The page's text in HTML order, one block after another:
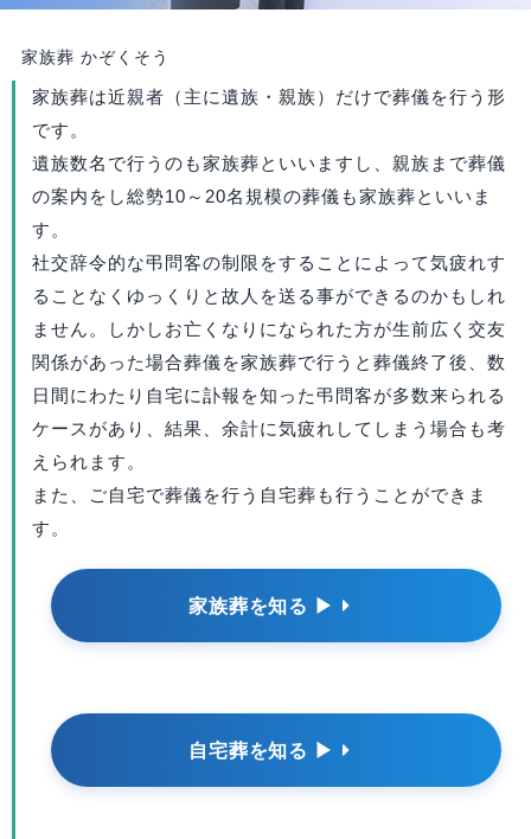
家族葬 かぞくそう
家族葬は近親者（主に遺族・親族）だけで葬儀を行う形
です。
遺族数名で行うのも家族葬といいますし、親族まで葬儀
の案内をし総勢10～20名規模の葬儀も家族葬といいま
す。
社交辞令的な弔問客の制限をすることによって気疲れす
ることなくゆっくりと故人を送る事ができるのかもしれ
ません。しかしお亡くなりになられた方が生前広く交友
関係があった場合葬儀を家族葬で行うと葬儀終了後、数
日間にわたり自宅に訃報を知った弔問客が多数来られる
ケースがあり、結果、余計に気疲れしてしまう場合も考
えられます。
また、ご自宅で葬儀を行う自宅葬も行うことができま
す。
家族葬を知る ▶
自宅葬を知る ▶